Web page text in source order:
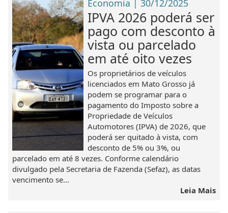
Economia | 30/12/2025
IPVA 2026 poderá ser
pago com desconto à
vista ou parcelado
em até oito vezes
Os proprietários de veículos
licenciados em Mato Grosso já
podem se programar para o
pagamento do Imposto sobre a
Propriedade de Veículos
Automotores (IPVA) de 2026, que
poderá ser quitado à vista, com
desconto de 5% ou 3%, ou
parcelado em até 8 vezes. Conforme calendário
divulgado pela Secretaria de Fazenda (Sefaz), as datas
vencimento se...
Leia Mais